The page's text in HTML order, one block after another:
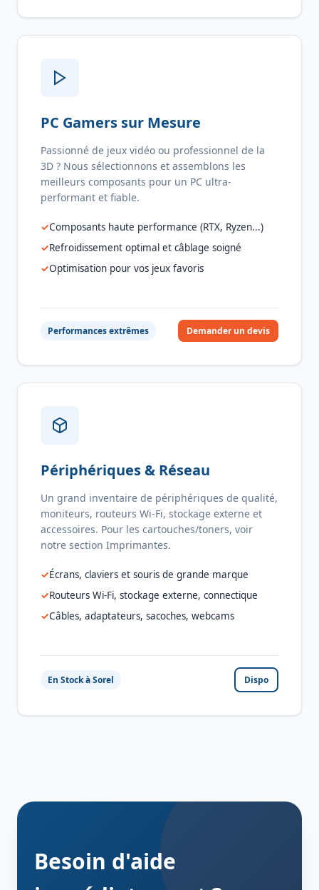
PC Gamers sur Mesure
Passionné de jeux vidéo ou professionnel de la
3D ? Nous sélectionnons et assemblons les
meilleurs composants pour un PC ultra-
performant et fiable.
Composants haute performance (RTX, Ryzen...)
Refroidissement optimal et câblage soigné
Optimisation pour vos jeux favoris
Performances extrêmes Demander un devis
Périphériques & Réseau
Un grand inventaire de périphériques de qualité,
moniteurs, routeurs Wi-Fi, stockage externe et
accessoires. Pour les cartouches/toners, voir
notre section Imprimantes.
Écrans, claviers et souris de grande marque
Routeurs Wi-Fi, stockage externe, connectique
Câbles, adaptateurs, sacoches, webcams
En Stock à Sorel Dispo
Besoin d'aide